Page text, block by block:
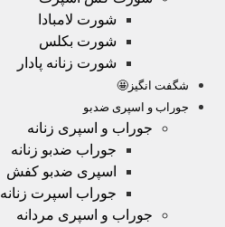
شورت لامبادا
شورت بکلس
شورت زنانه پادار
شگفت انگیز🤩
جوراب و اسپری ضدبو
جوراب و اسپری زنانه
جوراب ضدبو زنانه
اسپری ضدبو کفش
جوراب اسپرت زنانه
جوراب و اسپری مردانه